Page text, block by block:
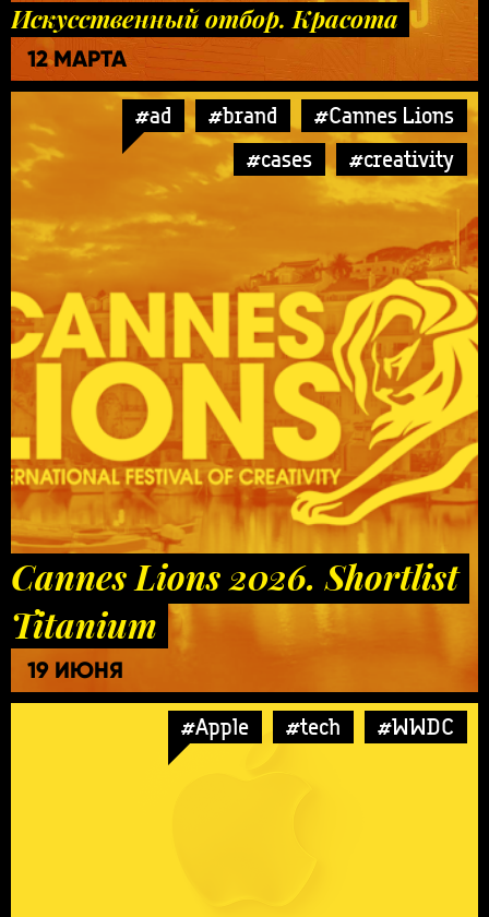
Искусственный отбор. Красота
12 МАРТА
#ad #brand
#Cannes Lions
#cases
#creativity
Cannes Lions 2026. Shortlist
Titanium
19 ИЮНЯ
#Apple #tech #WWDC